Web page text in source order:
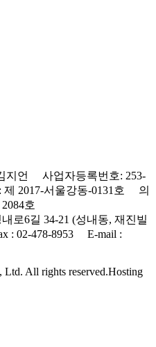
지언 사업자등록번호: 253-
2017-서울강동-0131호 의
호
로6길 34-21 (성내동, 재진빌
: 02-478-8953 E-mail :
All rights reserved.Hosting